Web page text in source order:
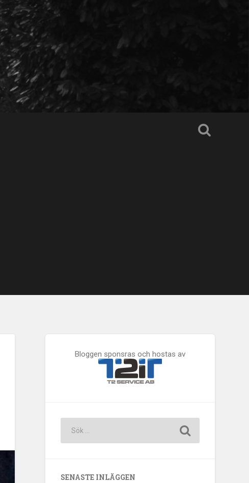
Bloggen sponsras och hostas av
SENASTE INLÄGGEN